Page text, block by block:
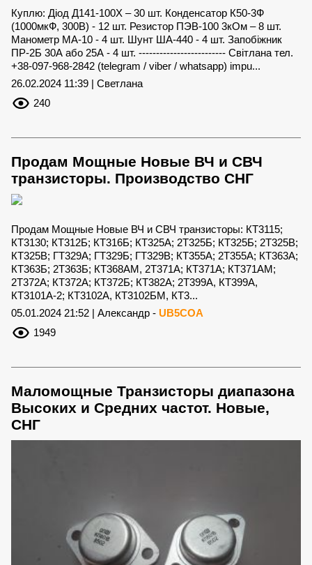
Куплю: Діод Д141-100Х – 30 шт. Конденсатор К50-3Ф
(1000мкФ, 300В) - 12 шт. Резистор ПЭВ-100 3кОм – 8 шт.
Манометр МА-10 - 4 шт. Шунт ША-440 - 4 шт. Запобіжник
ПР-2Б 30А або 25А - 4 шт. ------------------------- Світлана тел.
+38-097-968-2842 (telegram / viber / whatsapp) impu...
26.02.2024 11:39 | Светлана
240
Продам Мощные Новые ВЧ и СВЧ
транзисторы. Производство СНГ
Продам Мощные Новые ВЧ и СВЧ транзисторы: КТ3115;
КТ3130; КТ312Б; КТ316Б; КТ325А; 2Т325Б; КТ325Б; 2Т325В;
КТ325В; ГТ329А; ГТ329Б; ГТ329В; КТ355А; 2Т355А; КТ363А;
КТ363Б; 2Т363Б; КТ368АМ, 2Т371А; КТ371А; КТ371АМ;
2Т372А; КТ372А; КТ372Б; КТ382А; 2Т399А, КТ399А,
КТ3101А-2; КТ3102А, КТ3102БМ, КТ3...
05.01.2024 21:52 | Александр - UB5COA
1949
Маломощные Транзисторы диапазона
Высоких и Средних частот. Новые,
СНГ